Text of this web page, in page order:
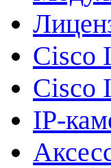
Cisco
Cisco
IP-